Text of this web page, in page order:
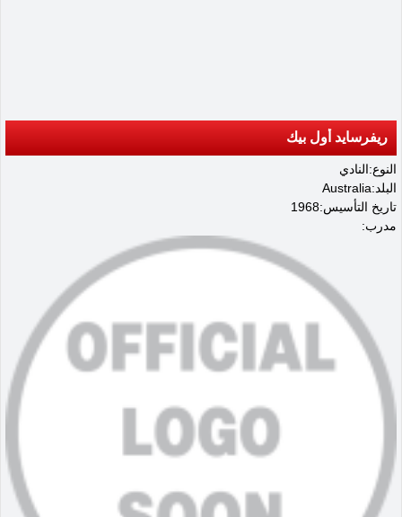
ريفرسايد أول بيك
النوع:النادي
البلد:Australia
تاريخ التأسيس:1968
مدرب: